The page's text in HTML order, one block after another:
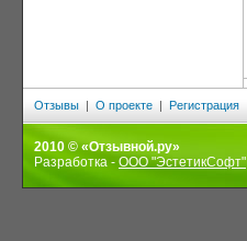
Отзывы | О проекте | Регистрация
2010 © «Отзывной.ру»
Разработка - ООО "ЭстетикСофт"